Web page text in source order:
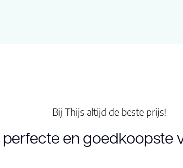
Bij Thijs altijd de beste prijs!
en goedkoopste